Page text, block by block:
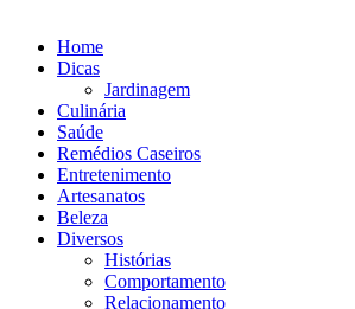
Home
Dicas
Jardinagem
Culinária
Saúde
Remédios Caseiros
Entretenimento
Artesanatos
Beleza
Diversos
Histórias
Comportamento
Relacionamento